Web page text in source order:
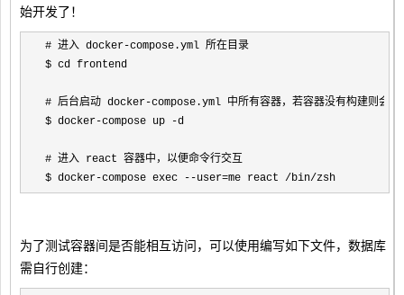
始开发了！
# 进入 docker-compose.yml 所在目录
$ cd frontend
# 后台启动 docker-compose.yml 中所有容器，若容器没有构建则会先
$ docker-compose up -d
# 进入 react 容器中，以便命令行交互
$ docker-compose exec --user=me react /bin/zsh
为了测试容器间是否能相互访问，可以使用编写如下文件，数据库
需自行创建：